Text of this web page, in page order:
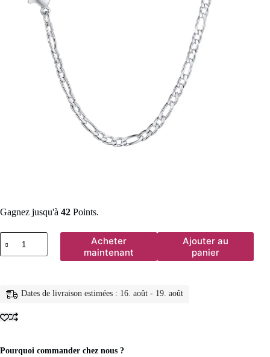
Gagnez jusqu'à 42 Points.
quantité
de
Figaro
en
couleur
Acheter
maintenant
Ajouter au
panier
Dates de livraison estimées : 16. août - 19. août
Pourquoi commander chez nous ?